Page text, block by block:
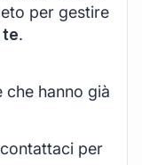
per gestire
te.
che hanno già
per